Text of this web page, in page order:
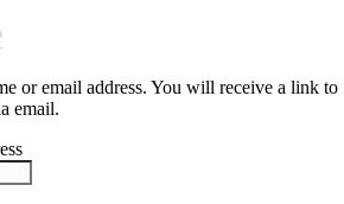
or email address. You will receive a link to
email.